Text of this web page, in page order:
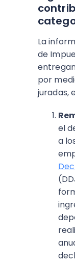
La
de
por
juradas,
el
a